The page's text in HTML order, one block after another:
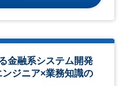
金融系システム開発
ジニア×業務知識の